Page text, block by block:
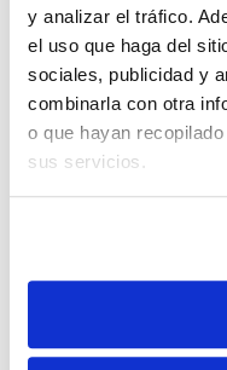
y analizar el tráfico.
el uso que haga del
sociales, publicidad y
combinarla con otra
o que hayan
sus servicios.
Tu dirección de
Los campos
Comentario *